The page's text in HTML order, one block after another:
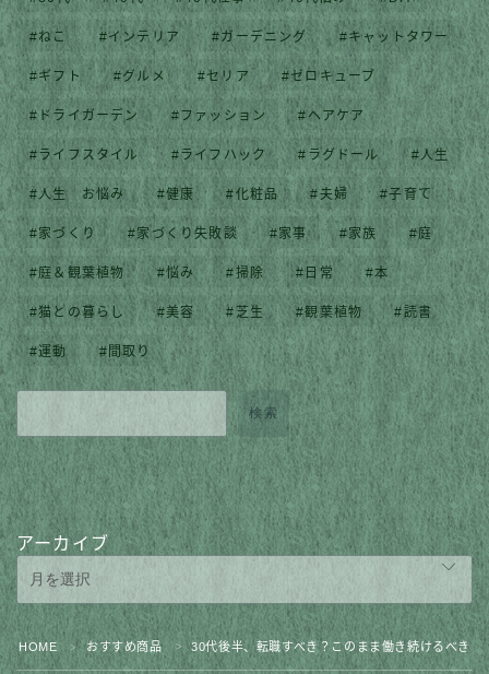
ねこ インテリア ガーデニング キャットタワー
ギフト グルメ セリア ゼロキューブ
ドライガーデン ファッション ヘアケア
ライフスタイル ライフハック ラグドール 人生
人生 お悩み 健康 化粧品 夫婦 子育て
家づくり 家づくり失敗談 家事 家族 庭
庭＆観葉植物 悩み 掃除 日常 本
猫との暮らし 美容 芝生 観葉植物 読書
運動 間取り
検索
アーカイブ
HOME ＞ おすすめ商品 ＞ 30代後半、転職すべき？このまま働き続けるべき？